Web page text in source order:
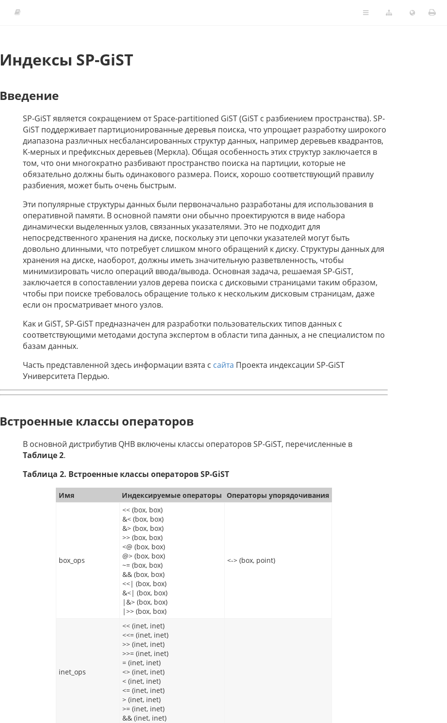
Индексы SP-GiST
Введение
SP-GiST является сокращением от Space-partitioned GiST (GiST с разбиением пространства). SP-
GiST поддерживает партиционированные деревья поиска, что упрощает разработку широкого
диапазона различных несбалансированных структур данных, например деревьев квадрантов,
K-мерных и префиксных деревьев (Меркла). Общая особенность этих структур заключается в
том, что они многократно разбивают пространство поиска на партиции, которые не
обязательно должны быть одинакового размера. Поиск, хорошо соответствующий правилу
разбиения, может быть очень быстрым.
Эти популярные структуры данных были первоначально разработаны для использования в
оперативной памяти. В основной памяти они обычно проектируются в виде набора
динамически выделенных узлов, связанных указателями. Это не подходит для
непосредственного хранения на диске, поскольку эти цепочки указателей могут быть
довольно длинными, что потребует слишком много обращений к диску. Структуры данных для
хранения на диске, наоборот, должны иметь значительную разветвленность, чтобы
минимизировать число операций ввода/вывода. Основная задача, решаемая SP-GiST,
заключается в сопоставлении узлов дерева поиска с дисковыми страницами таким образом,
чтобы при поиске требовалось обращение только к нескольким дисковым страницам, даже
если он просматривает много узлов.
Как и GiST, SP-GiST предназначен для разработки пользовательских типов данных с
соответствующими методами доступа экспертом в области типа данных, а не специалистом по
базам данных.
Часть представленной здесь информации взята с сайта Проекта индексации SP-GiST
Университета Пердью.
Встроенные классы операторов
В основной дистрибутив QHB включены классы операторов SP-GiST, перечисленные в
Таблице 2.
Таблица 2. Встроенные классы операторов SP-GiST
Имя Индексируемые операторы Операторы упорядочивания
box_ops
<< (box, box)
&< (box, box)
&> (box, box)
>> (box, box)
<@ (box, box)
@> (box, box)
~= (box, box)
&& (box, box)
<<| (box, box)
&<| (box, box)
|&> (box, box)
|>> (box, box)
<-> (box, point)
inet_ops
<< (inet, inet)
<<= (inet, inet)
>> (inet, inet)
>>= (inet, inet)
= (inet, inet)
<> (inet, inet)
< (inet, inet)
<= (inet, inet)
> (inet, inet)
>= (inet, inet)
&& (inet, inet)